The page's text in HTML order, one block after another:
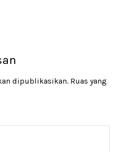
dipublikasikan. Ruas yang